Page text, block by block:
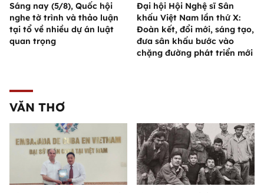
Sáng nay (5/8), Quốc hội
nghe tờ trình và thảo luận
tại tổ về nhiều dự án luật
quan trọng
Đại hội Hội Nghệ sĩ Sân
khấu Việt Nam lần thứ X:
Đoàn kết, đổi mới, sáng tạo,
đưa sân khấu bước vào
chặng đường phát triển mới
VĂN THƠ